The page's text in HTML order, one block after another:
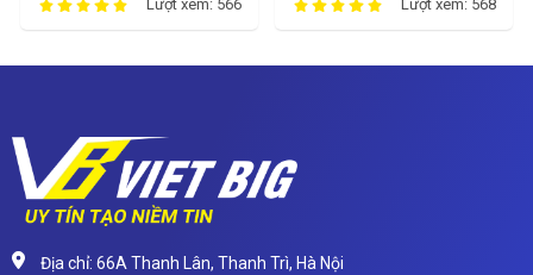
Lượt xem: 566 Lượt xem: 568
Địa chỉ: 66A Thanh Lân, Thanh Trì, Hà Nội